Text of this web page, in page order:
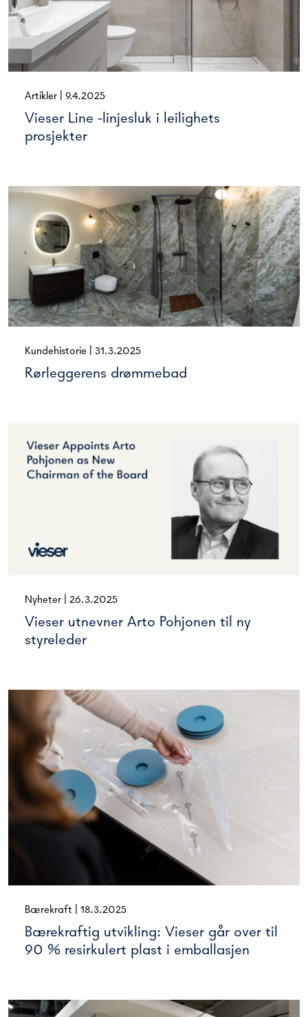
Artikler 9.4.2025
Vieser Line -linjesluk i leilighets
prosjekter
Kundehistorie 31.3.2025
Rørleggerens drømmebad
Nyheter 26.3.2025
Vieser utnevner Arto Pohjonen til ny
styreleder
Bærekraft 18.3.2025
Bærekraftig utvikling: Vieser går over til
90 % resirkulert plast i emballasjen